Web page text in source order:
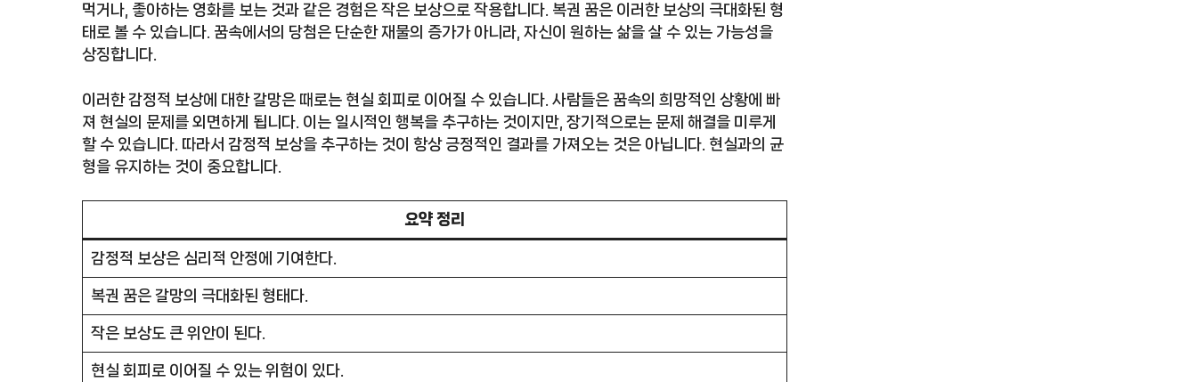
먹거나, 좋아하는 영화를 보는 것과 같은 경험은 작은 보상으로 작용합니다. 복권 꿈은 이러한 보상의 극대화된 형
태로 볼 수 있습니다. 꿈속에서의 당첨은 단순한 재물의 증가가 아니라, 자신이 원하는 삶을 살 수 있는 가능성을
상징합니다.
이러한 감정적 보상에 대한 갈망은 때로는 현실 회피로 이어질 수 있습니다. 사람들은 꿈속의 희망적인 상황에 빠
져 현실의 문제를 외면하게 됩니다. 이는 일시적인 행복을 추구하는 것이지만, 장기적으로는 문제 해결을 미루게
할 수 있습니다. 따라서 감정적 보상을 추구하는 것이 항상 긍정적인 결과를 가져오는 것은 아닙니다. 현실과의 균
형을 유지하는 것이 중요합니다.
요약 정리
감정적 보상은 심리적 안정에 기여한다.
복권 꿈은 갈망의 극대화된 형태다.
작은 보상도 큰 위안이 된다.
현실 회피로 이어질 수 있는 위험이 있다.